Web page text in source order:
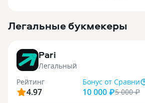
Легальные букмекеры
Pari
Легальный
Рейтинг
4.97
Бонус от Сравни
10 000 ₽5 000₽